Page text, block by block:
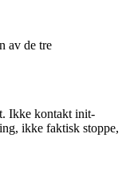
av de tre
Ikke kontakt init-
ikke faktisk stoppe,